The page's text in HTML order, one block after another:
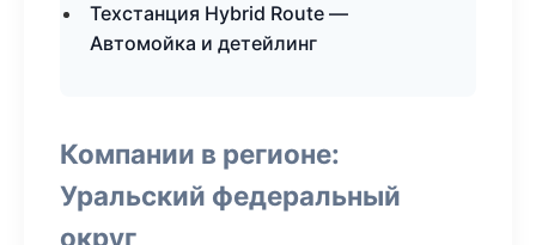
Техстанция Hybrid Route —
Автомойка и детейлинг
Компании в регионе:
Уральский федеральный
округ